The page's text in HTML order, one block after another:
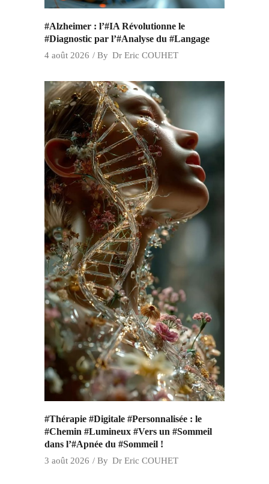
#Alzheimer : l’#IA Révolutionne le
#Diagnostic par l’#Analyse du #Langage
4 août 2026 By Dr Eric COUHET
#Thérapie #Digitale #Personnalisée : le
#Chemin #Lumineux #Vers un #Sommeil
dans l’#Apnée du #Sommeil !
3 août 2026 By Dr Eric COUHET